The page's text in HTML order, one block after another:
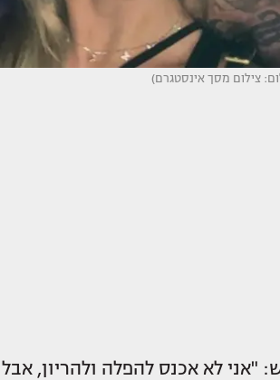
צילום מסך אינסטגרם)
"אני לא אכנס להפלה ולהריון, אבל